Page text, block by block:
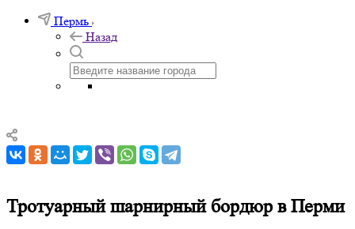
Пермь
Назад
Тротуарный шарнирный бордюр в Перми